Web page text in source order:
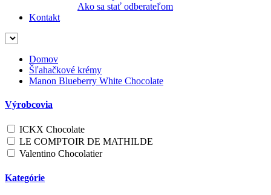
Ako sa stať odberateľom
Kontakt
Domov
Šľahačkové krémy
Manon Blueberry White Chocolate
Výrobcovia
ICKX Chocolate
LE COMPTOIR DE MATHILDE
Valentino Chocolatier
Kategórie